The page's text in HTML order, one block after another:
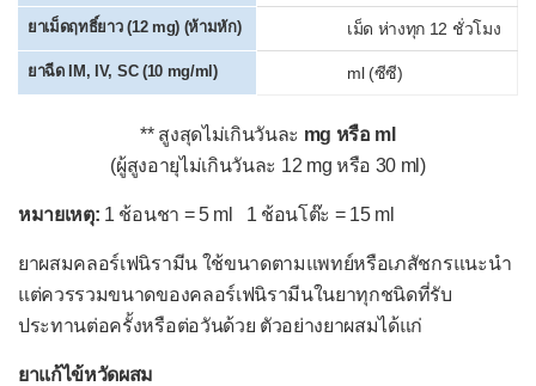
Levocetirizine
Loratadine
Pseudoephedrine
ยาละลายเสมหะ
Acetylcysteine (NAC)
Ambroxol
Bromhexine (Bisolvon®)
Carbocisteine
ยาเม็ดฤทธิ์ยาว (12 mg) (ห้ามหัก) เม็ด ห่างทุก 12 ชั่วโมง
ยาฉีด IM, IV, SC (10 mg/ml) ml (ซีซี)
** สูงสุดไม่เกินวันละ mg หรือ ml
(ผู้สูงอายุไม่เกินวันละ 12 mg หรือ 30 ml)
หมายเหตุ: 1 ช้อนชา = 5 ml 1 ช้อนโต๊ะ = 15 ml
ยาผสมคลอร์เฟนิรามีน ใช้ขนาดตามแพทย์หรือเภสัชกรแนะนำ
แต่ควรรวมขนาดของคลอร์เฟนิรามีนในยาทุกชนิดที่รับ
ประทานต่อครั้งหรือต่อวันด้วย ตัวอย่างยาผสมได้แก่
ยาแก้ไข้หวัดผสม